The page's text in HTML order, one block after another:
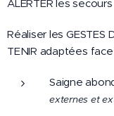
ALERTER les secours
Réaliser les GESTES
TENIR adaptées
Saigne
externes et